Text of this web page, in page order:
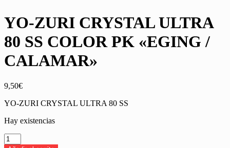
YO-ZURI CRYSTAL ULTRA
80 SS COLOR PK «EGING /
CALAMAR»
9,50€
YO-ZURI CRYSTAL ULTRA 80 SS
Hay existencias
YO-